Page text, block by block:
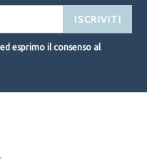
ISCRIVITI
esprimo il consenso al